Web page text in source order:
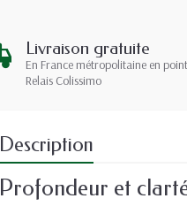
Livraison gratuite
En France métropolitaine en point
Relais Colissimo
Description
Profondeur et